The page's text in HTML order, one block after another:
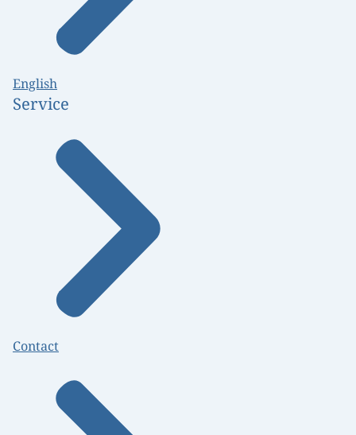
English
Service
Contact